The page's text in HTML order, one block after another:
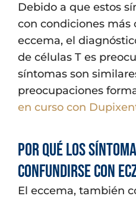
Debido a que estos
con condiciones más
eccema, el
de células T es
síntomas son
preocupaciones
en curso con
Por qué los
confundirse con
El eccema, también